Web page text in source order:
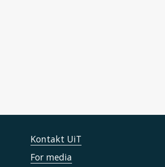
Kontakt UiT
For media